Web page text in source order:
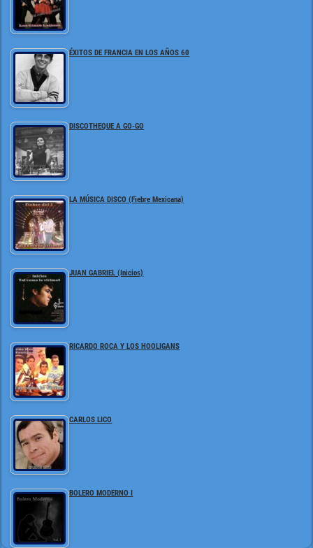
ÉXITOS DE FRANCIA EN LOS AÑOS 60
DISCOTHEQUE A GO-GO
LA MÚSICA DISCO (Fiebre Mexicana)
JUAN GABRIEL (Inicios)
RICARDO ROCA Y LOS HOOLIGANS
CARLOS LICO
BOLERO MODERNO I